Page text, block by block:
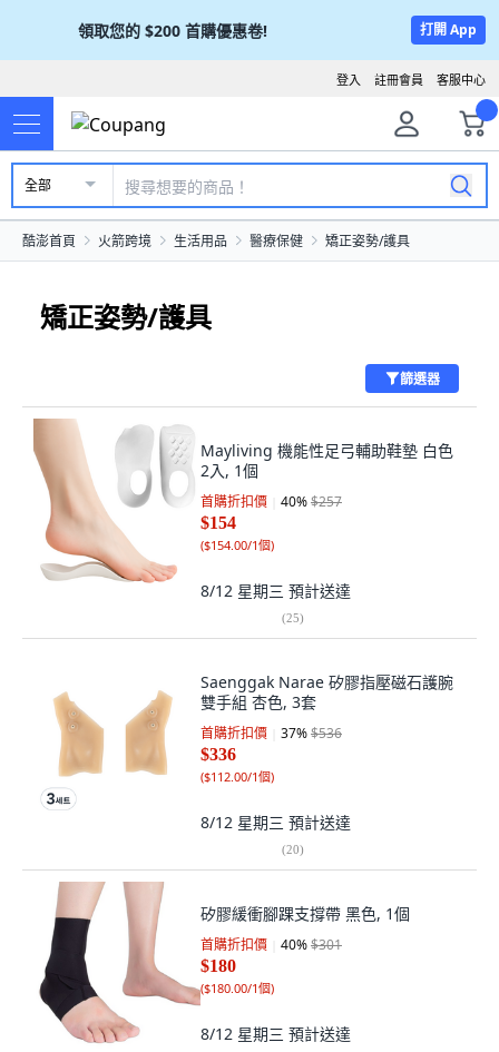
領取您的 $200 首購優惠卷! 打開 App
客服中心
註冊會員
登入
全部
酷澎首頁 火箭跨境 生活用品 醫療保健 矯正姿勢/護具
矯正姿勢/護具
篩選器
Mayliving 機能性足弓輔助鞋墊 白色
2入, 1個
首購折扣價 40%$257
$154
($154.00/1個)
8/12 星期三 預計送達
(25)
Saenggak Narae 矽膠指壓磁石護腕
雙手組 杏色, 3套
首購折扣價 37%$536
$336
($112.00/1個)
8/12 星期三 預計送達
(20)
矽膠緩衝腳踝支撐帶 黑色, 1個
首購折扣價 40%$301
$180
($180.00/1個)
8/12 星期三 預計送達